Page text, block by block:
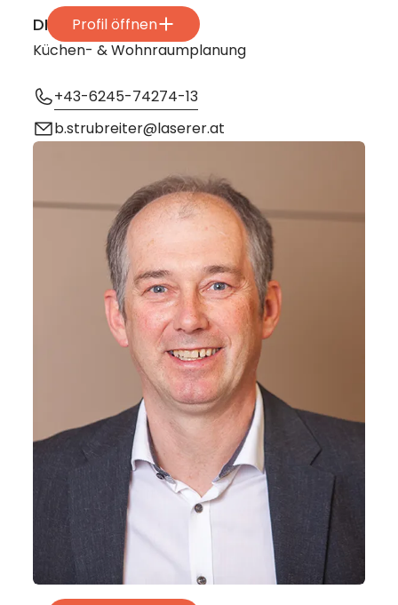
Profil öffnen
DI Bianca Strubreiter
Küchen- & Wohnraumplanung
+43-6245-74274-13
b.strubreiter@laserer.at